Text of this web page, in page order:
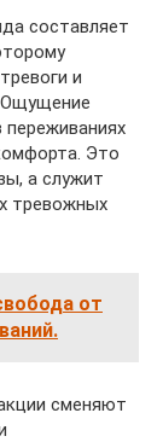
составляет
и
Ощущение
Это
а служит
тревожных
от
сменяют